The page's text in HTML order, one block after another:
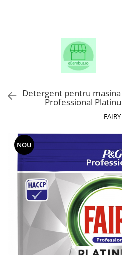
Detergent pentru masina
Professional
FAIRY
NOU